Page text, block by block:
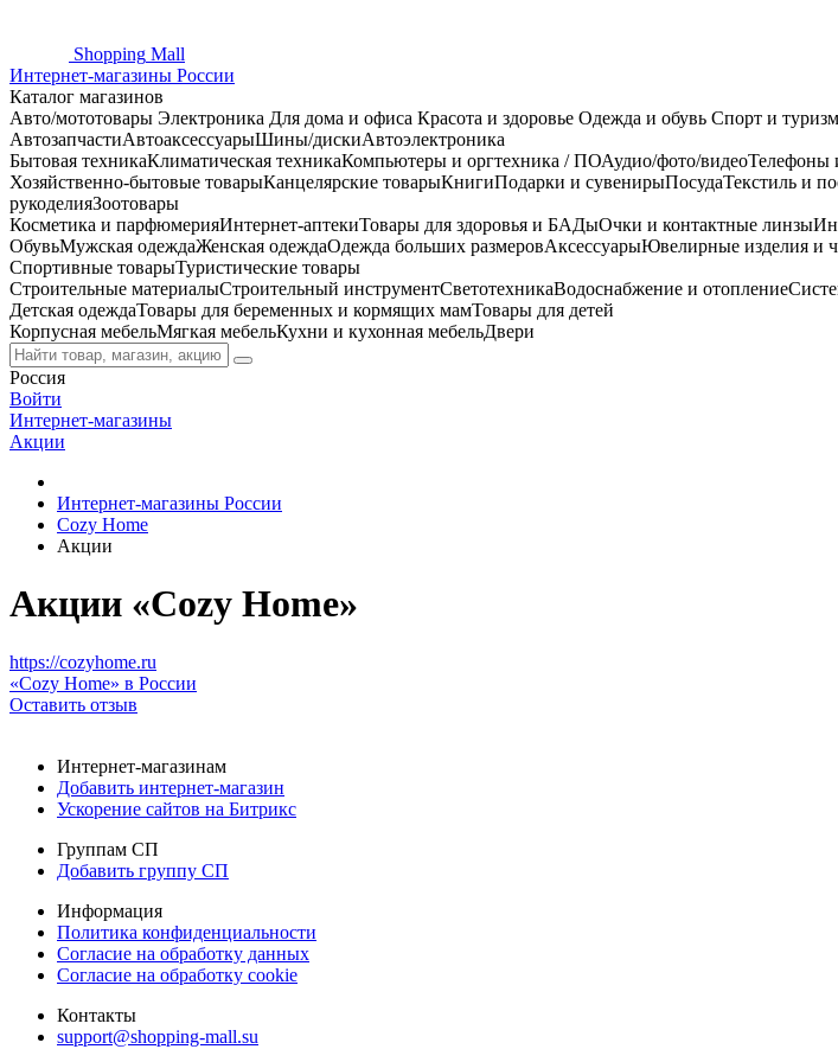
Shopping Mall
Интернет-магазины России
Каталог магазинов
Авто/мототовары Электроника Для дома и офиса Красота и здоровье Одежда и обувь Спорт и туризм
АвтозапчастиАвтоаксессуарыШины/дискиАвтоэлектроника
Бытовая техникаКлиматическая техникаКомпьютеры и оргтехника / ПОАудио/фото/видеоТелефоны
Хозяйственно-бытовые товарыКанцелярские товарыКнигиПодарки и сувенирыПосудаТекстиль и
рукоделияЗоотовары
Косметика и парфюмерияИнтернет-аптекиТовары для здоровья и БАДыОчки и контактные линзы
ОбувьМужская одеждаЖенская одеждаОдежда больших размеровАксессуарыЮвелирные изделия и
Спортивные товарыТуристические товары
Строительные материалыСтроительный инструментСветотехникаВодоснабжение и отопление
Детская одеждаТовары для беременных и кормящих мамТовары для детей
Корпусная мебельМягкая мебельКухни и кухонная мебельДвери
Россия
Войти
Интернет-магазины
Акции
Интернет-магазины России
Cozy Home
Акции
Акции «Cozy Home»
https://cozyhome.ru
«Cozy Home» в России
Оставить отзыв
Интернет-магазинам
Добавить интернет-магазин
Ускорение сайтов на Битрикс
Группам СП
Добавить группу СП
Информация
Политика конфиденциальности
Согласие на обработку данных
Согласие на обработку cookie
Контакты
support@shopping-mall.su